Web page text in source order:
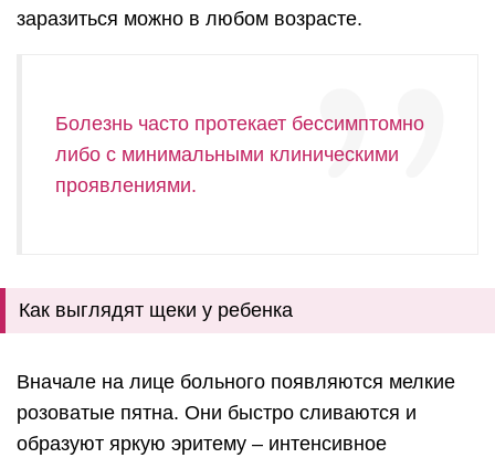
заразиться можно в любом возрасте.
Болезнь часто протекает бессимптомно
либо с минимальными клиническими
проявлениями.
Как выглядят щеки у ребенка
Вначале на лице больного появляются мелкие
розоватые пятна. Они быстро сливаются и
образуют яркую эритему – интенсивное